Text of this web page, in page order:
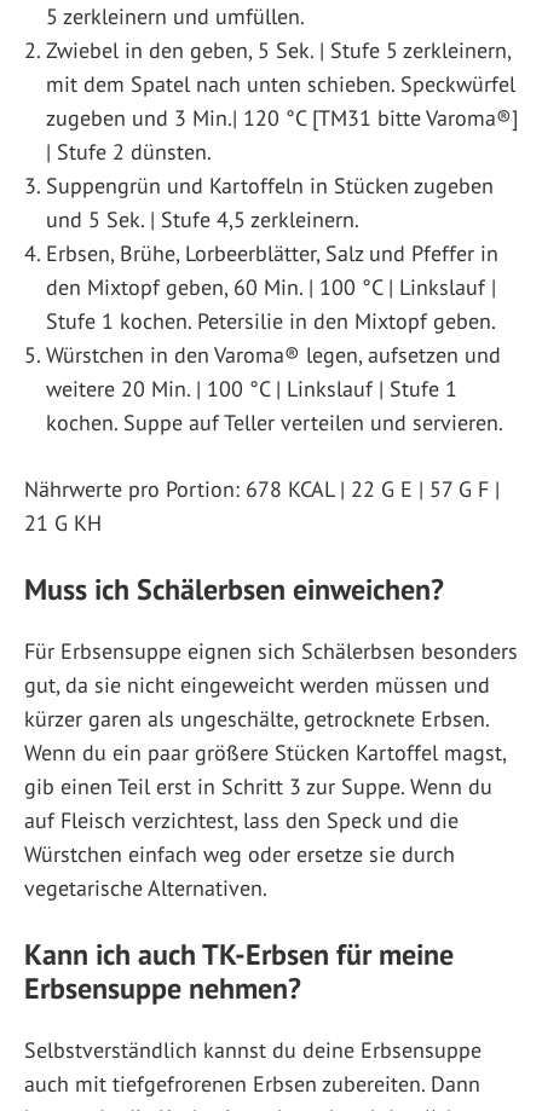
5 zerkleinern und umfüllen.
Zwiebel in den geben, 5 Sek. | Stufe 5 zerkleinern,
mit dem Spatel nach unten schieben. Speckwürfel
zugeben und 3 Min.| 120 °C [TM31 bitte Varoma®]
| Stufe 2 dünsten.
Suppengrün und Kartoffeln in Stücken zugeben
und 5 Sek. | Stufe 4,5 zerkleinern.
Erbsen, Brühe, Lorbeerblätter, Salz und Pfeffer in
den Mixtopf geben, 60 Min. | 100 °C | Linkslauf |
Stufe 1 kochen. Petersilie in den Mixtopf geben.
Würstchen in den Varoma® legen, aufsetzen und
weitere 20 Min. | 100 °C | Linkslauf | Stufe 1
kochen. Suppe auf Teller verteilen und servieren.
Nährwerte pro Portion: 678 KCAL | 22 G E | 57 G F |
21 G KH
Muss ich Schälerbsen einweichen?
Für Erbsensuppe eignen sich Schälerbsen besonders
gut, da sie nicht eingeweicht werden müssen und
kürzer garen als ungeschälte, getrocknete Erbsen.
Wenn du ein paar größere Stücken Kartoffel magst,
gib einen Teil erst in Schritt 3 zur Suppe. Wenn du
auf Fleisch verzichtest, lass den Speck und die
Würstchen einfach weg oder ersetze sie durch
vegetarische Alternativen.
Kann ich auch TK-Erbsen für meine
Erbsensuppe nehmen?
Selbstverständlich kannst du deine Erbsensuppe
auch mit tiefgefrorenen Erbsen zubereiten. Dann